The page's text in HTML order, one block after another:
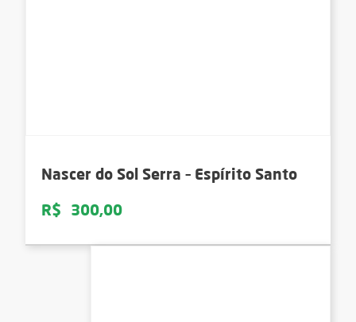
Nascer do Sol Serra – Espírito Santo
R$ 300,00